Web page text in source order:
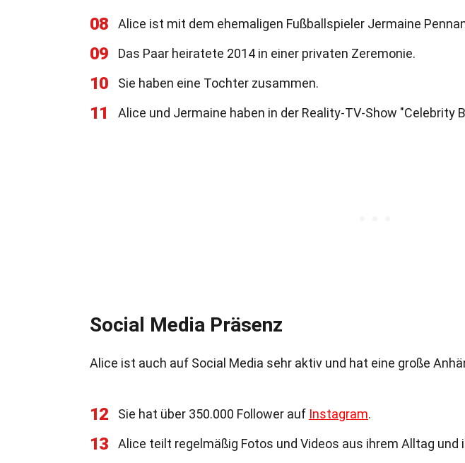
08 Alice ist mit dem ehemaligen Fußballspieler Jermaine
09 Das Paar heiratete 2014 in einer privaten Zeremonie.
10 Sie haben eine Tochter zusammen.
11 Alice und Jermaine haben in der Reality-TV-Show "Celebrity
Social Media Präsenz
Alice ist auch auf Social Media sehr aktiv und hat eine große
12 Sie hat über 350.000 Follower auf Instagram.
13 Alice teilt regelmäßig Fotos und Videos aus ihrem Alltag und